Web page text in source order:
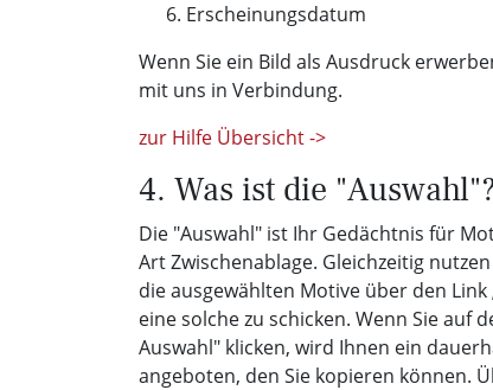
Erscheinungsdatum
Wenn Sie ein Bild als Ausdruck
mit uns in Verbindung.
zur Hilfe Übersicht ->
4. Was ist die
Die "Auswahl" ist Ihr Gedächtnis für
Art Zwischenablage. Gleichzeitig
die ausgewählten Motive über den
eine solche zu schicken. Wenn Sie auf
Auswahl" klicken, wird Ihnen ein
angeboten, den Sie kopieren können.